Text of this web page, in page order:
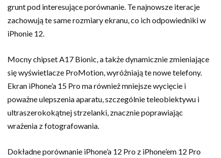
grunt pod interesujące porównanie. Te najnowsze iteracje
zachowują te same rozmiary ekranu, co ich odpowiedniki w
iPhonie 12.
Mocny chipset A17 Bionic, a także dynamicznie zmieniające
się wyświetlacze ProMotion, wyróżniają te nowe telefony.
Ekran iPhone’a 15 Pro ma również mniejsze wycięcie i
poważne ulepszenia aparatu, szczególnie teleobiektywu i
ultraszerokokątnej strzelanki, znacznie poprawiając
wrażenia z fotografowania.
Dokładne porównanie iPhone’a 12 Pro z iPhone’em 12 Pro